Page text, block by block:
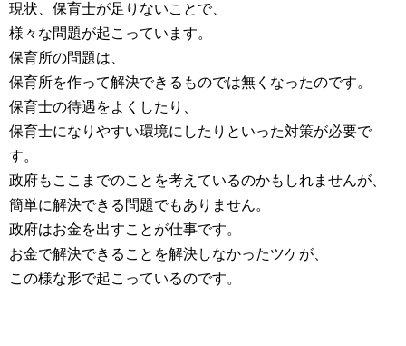
現状、保育士が足りないことで、
様々な問題が起こっています。
保育所の問題は、
保育所を作って解決できるものでは無くなったのです。
保育士の待遇をよくしたり、
保育士になりやすい環境にしたりといった対策が必要で
す。
政府もここまでのことを考えているのかもしれませんが、
簡単に解決できる問題でもありません。
政府はお金を出すことが仕事です。
お金で解決できることを解決しなかったツケが、
この様な形で起こっているのです。